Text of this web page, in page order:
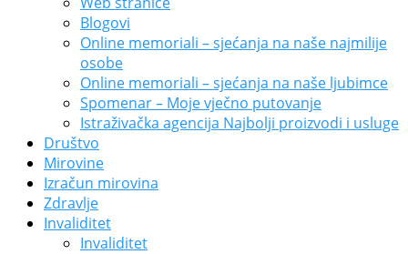
Blogovi
Online memoriali – sjećanja na naše najmilije
osobe
Online memoriali – sjećanja na naše ljubimce
Spomenar – Moje vječno putovanje
Istraživačka agencija Najbolji proizvodi i usluge
Društvo
Mirovine
Izračun mirovina
Zdravlje
Invaliditet
Invaliditet